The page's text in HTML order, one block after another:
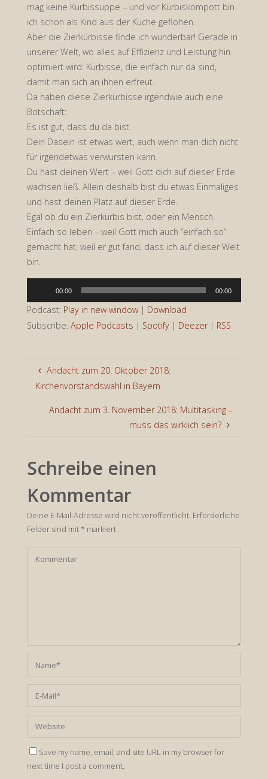
mag keine Kürbissuppe – und vor Kürbiskompott bin
ich schon als Kind aus der Küche geflohen.
Aber die Zierkürbisse finde ich wunderbar! Gerade in
unserer Welt, wo alles auf Effizienz und Leistung hin
optimiert wird: Kürbisse, die einfach nur da sind,
damit man sich an ihnen erfreut.
Da haben diese Zierkürbisse irgendwie auch eine
Botschaft:
Es ist gut, dass du da bist.
Dein Dasein ist etwas wert, auch wenn man dich nicht
für irgendetwas verwursten kann.
Du hast deinen Wert – weil Gott dich auf dieser Erde
wachsen ließ. Allein deshalb bist du etwas Einmaliges
und hast deinen Platz auf dieser Erde.
Egal ob du ein Zierkürbis bist, oder ein Mensch.
Einfach so leben – weil Gott mich auch “einfach so”
gemacht hat, weil er gut fand, dass ich auf dieser Welt
bin.
Player
00:00 00:00
Podcast: Play in new window| Download
Subscribe: Apple Podcasts | Spotify| Deezer| RSS
Andacht zum 20. Oktober 2018:
Kirchenvorstandswahl in Bayern
Andacht zum 3. November 2018: Multitasking –
muss das wirklich sein?
Schreibe einen
Kommentar
Deine E-Mail-Adresse wird nicht veröffentlicht. Erforderliche
Felder sind mit*markiert
Save my name, email, and site URL in my browser for
next time I post a comment.